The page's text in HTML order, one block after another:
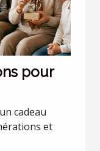
pour
cadeau
et